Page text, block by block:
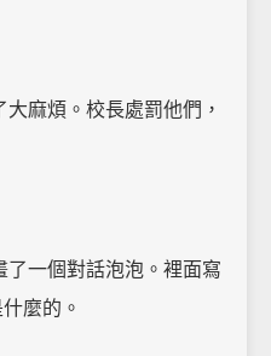
麻煩。校長處罰他們，
一個對話泡泡。裡面寫
麼的。